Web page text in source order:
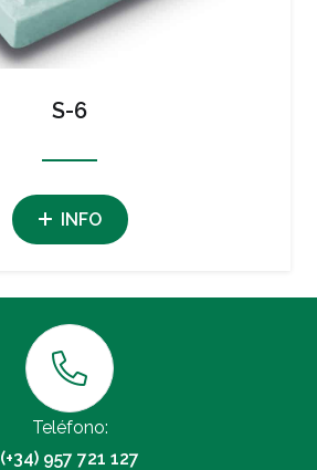
S-6
INFO
Teléfono:
(+34) 957 721 127